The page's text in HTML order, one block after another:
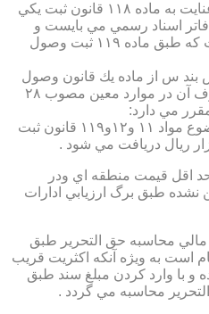
بخش اول – حق الثبت املاک:با عنايت به ماده ۱۱۸ قانون ثبت يكي
اسناد رسمي مي بايست و
صول گردد حق الثبت املاك است كه طبق ماده ۱۱۹ ثبت وصول
اساس بند س از ماده يك قانون وصول
برخي از درآمدهاي دولت و مصرف آن در موارد معين مصوب ۲۸
براي ثبت ملك دردفتر املاك موضوع مواد ۱۱ و۱۲و۱۱۹ قانون ثبت
ريال دريافت مي شود .
اقل قيمت منطقه اي ودر
طبق برگ ارزيابي ادارات
مالي محاسبه حق التحرير طبق
است به ويژه آنكه اكثريت قريب
و با وارد كردن مبلغ سند طبق
محاسبه مي گردد .